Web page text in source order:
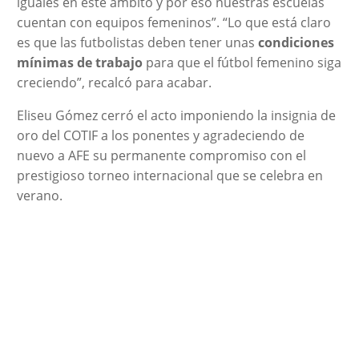
cuentan con equipos femeninos”. “Lo que está claro
es que las futbolistas deben tener unas condiciones
mínimas de trabajopara que el fútbol femenino siga
creciendo”, recalcó para acabar.
Eliseu Gómez cerró el acto imponiendo la insignia de
oro del COTIF a los ponentes y agradeciendo de
nuevo a AFE su permanente compromiso con el
prestigioso torneo internacional que se celebra en
verano.